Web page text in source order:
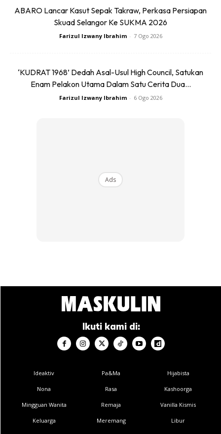
Car diagnostic photo created by Drazen Zigic – www.freepik.com
Satu perkara penting perlu anda tahu juga ialah sebelum
Andai kata berlakunya sebarang kebocoran, gas tersebut
akan keluar dan udara luar boleh masuk ke dalam sistem
aircond. Apabila ini berlaku gas dan minyak kompresor
boleh bercampur dan menyebabkan minyak jadi bersiat
asidik menghakis.
Ads
ABARO Lancar Kasut Sepak Takraw, Perkasa Persiapan
Skuad Selangor Ke SUKMA 2026
Farizul Izwany Ibrahim - 7 Ogo 2026
‘KUDRAT 1968’ Dedah Asal-Usul High Council, Satukan
Enam Pelakon Utama Dalam Satu Cerita Dua...
Farizul Izwany Ibrahim - 6 Ogo 2026
Ads
Ikuti kami di:
Ideaktiv
Nona
Mingguan Wanita
Keluarga
Pa&Ma
Rasa
Remaja
Meremang
Hijabista
Kashoorga
Vanilla Kismis
Libur